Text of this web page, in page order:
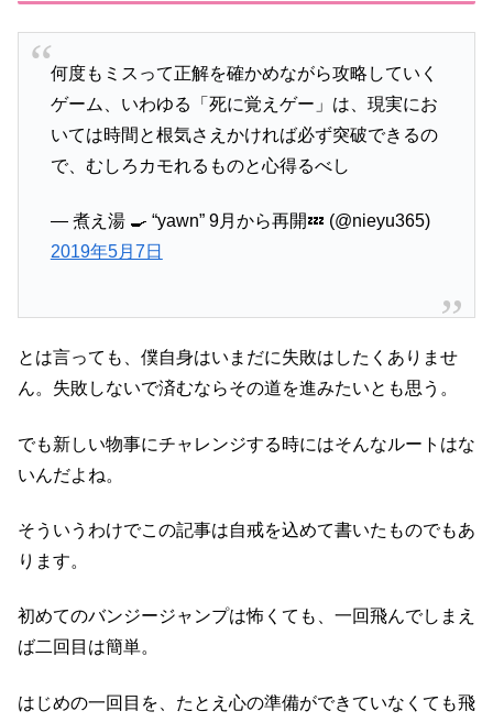
何度もミスって正解を確かめながら攻略していく
ゲーム、いわゆる「死に覚えゲー」は、現実にお
いては時間と根気さえかければ必ず突破できるの
で、むしろカモれるものと心得るべし
— 煮え湯 🍳 “yawn” 9月から再開💤 (@nieyu365)
2019年5月7日
とは言っても、僕自身はいまだに失敗はしたくありませ
ん。失敗しないで済むならその道を進みたいとも思う。
でも新しい物事にチャレンジする時にはそんなルートはな
いんだよね。
そういうわけでこの記事は自戒を込めて書いたものでもあ
ります。
初めてのバンジージャンプは怖くても、一回飛んでしまえ
ば二回目は簡単。
はじめの一回目を、たとえ心の準備ができていなくても飛